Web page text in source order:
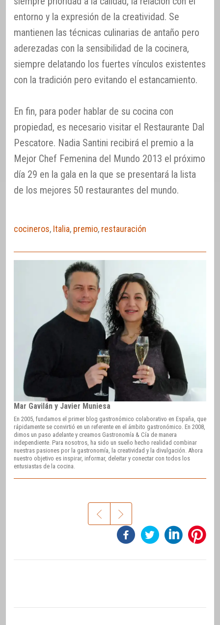
entorno y la expresión de la creatividad. Se
mantienen las técnicas culinarias de antaño pero
aderezadas con la sensibilidad de la cocinera,
siempre delatando los fuertes vínculos existentes
con la tradición pero evitando el estancamiento.
En fin, para poder hablar de su cocina con
propiedad, es necesario visitar el Restaurante Dal
Pescatore. Nadia Santini recibirá el premio a la
Mejor Chef Femenina del Mundo 2013 el próximo
día 29 en la gala en la que se presentará la lista
de los mejores 50 restaurantes del mundo.
cocineros, Italia, premio, restauración
Mar Gavilán y Javier Muniesa
En 2005, fundamos el primer blog gastronómico colaborativo en España, que
rápidamente se convirtió en un referente en el ámbito gastronómico. En 2008,
dimos un paso adelante y creamos Gastronomía & Cía de manera
independiente. Para nosotros, ha sido un sueño hecho realidad combinar
nuestras pasiones por la gastronomía, la creatividad y la divulgación. Ahora
nuestro objetivo es inspirar, informar, deleitar y conectar con todos los
entusiastas de la cocina.